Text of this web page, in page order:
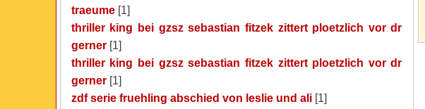
traeume[1]
thriller king bei gzsz sebastian fitzek zittert ploetzlich vor dr
gerner[1]
thriller king bei gzsz sebastian fitzek zittert ploetzlich vor dr
gerner[1]
zdf serie fruehling abschied von leslie und ali[1]